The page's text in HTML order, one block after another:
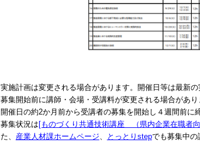
実施計画は変更される場合があります。開催日等は最新の
募集開始前に講師・会場・受講料が変更される場合があ
開催日の約2か月前から受講者の募集を開始し４週間前に
募集状況は [ものづくり共通技術講座 （県内企業在職者
た、 産業人材課ホームページ とっとりstepでも募集中の